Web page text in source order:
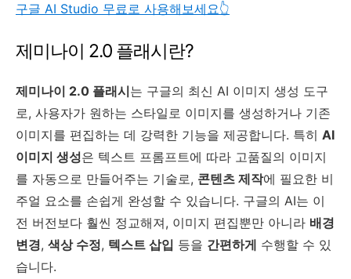
구글 AI Studio 무료로 사용해보세요👆
제미나이 2.0 플래시란?
제미나이 2.0 플래시는 구글의 최신 AI 이미지 생성 도구
로, 사용자가 원하는 스타일로 이미지를 생성하거나 기존
이미지를 편집하는 데 강력한 기능을 제공합니다. 특히 AI
이미지 생성은 텍스트 프롬프트에 따라 고품질의 이미지
를 자동으로 만들어주는 기술로, 콘텐츠 제작에 필요한 비
주얼 요소를 손쉽게 완성할 수 있습니다. 구글의 AI는 이
전 버전보다 훨씬 정교해져, 이미지 편집뿐만 아니라 배경
변경, 색상 수정, 텍스트 삽입 등을 간편하게 수행할 수 있
습니다.